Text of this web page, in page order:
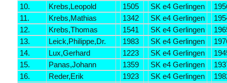
10.
Krebs,Leopold 1505 SK e4 Gerlingen
11.
Krebs,Mathias 1342 SK e4 Gerlingen
12.
Krebs,Thomas 1541 SK e4 Gerlingen
13.
Leick,Philippe,Dr. 1983 SK e4 Gerlingen
14.
Lux,Gerhard 1223 SK e4 Gerlingen
15.
Panas,Johann 1359 SK e4 Gerlingen
16.
Reder,Erik 1923 SK e4 Gerlingen